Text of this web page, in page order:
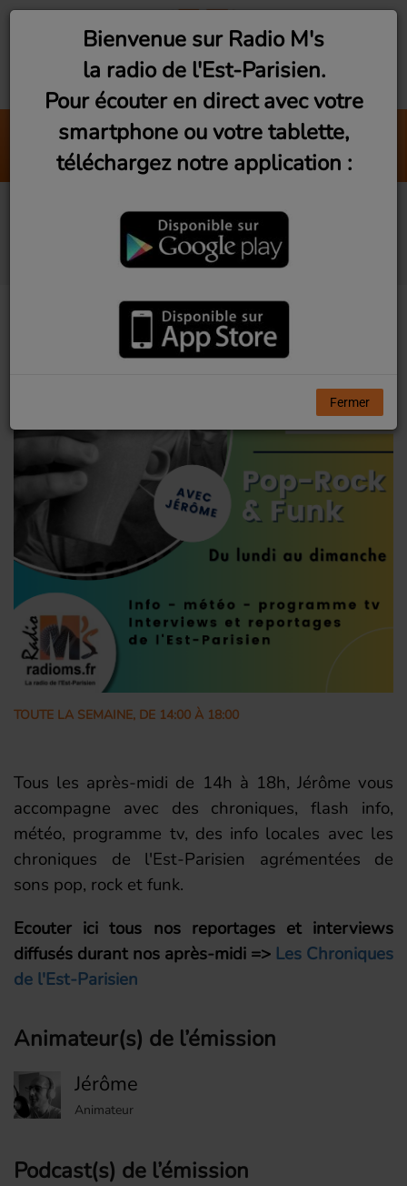
Brasil Mix by DJ Zorba #4
Radio M's (DJ Zorba)
Le 14h - 18h avec
Jérôme
TOUTE LA SEMAINE, DE 14:00 À 18:00
Tous les après-midi de 14h à 18h, Jérôme vous
accompagne avec des chroniques, flash info,
météo, programme tv, des info locales avec les
chroniques de l'Est-Parisien agrémentées de
sons pop, rock et funk.
Ecouter ici tous nos reportages et interviews
diffusés durant nos après-midi => Les Chroniques
de l'Est-Parisien
Animateur(s) de l’émission
Jérôme
Animateur
Podcast(s) de l’émission
Bienvenue sur Radio M's
la radio de l'Est-Parisien.
Pour écouter en direct avec votre
smartphone ou votre tablette,
téléchargez notre application :
Fermer